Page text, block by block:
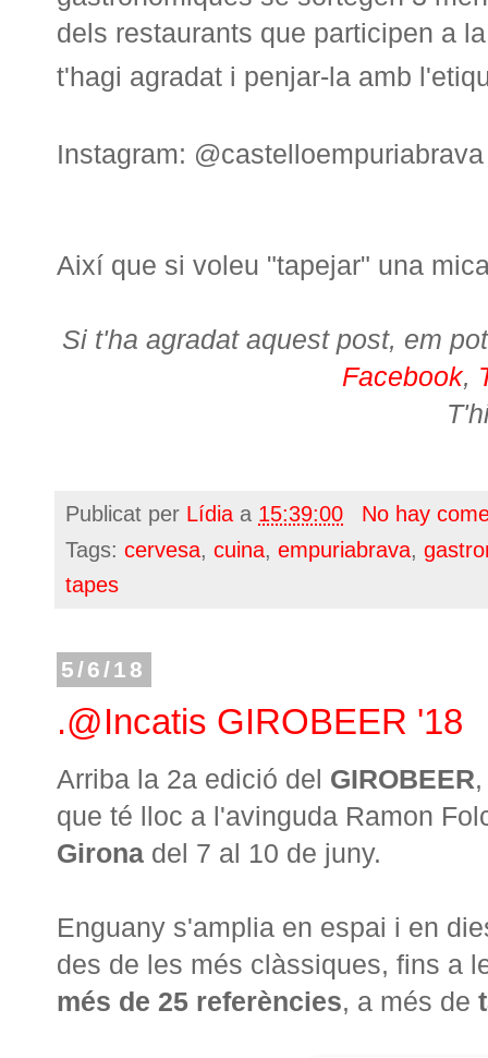
dels restaurants que participen a
t'hagi agradat i penjar-la amb
Instagram: @castelloempuriabrava
Així que si voleu "tapejar" una
Si t'ha agradat aquest post, em
Facebook,
Publicat per Lídia a 15:39:00
No hay
Tags: cervesa, cuina, empuriabrava,
tapes
5/6/18
.@Incatis GIROBEER '18
Arriba la 2a edició del GIROBEER
que té lloc a l'avinguda Ramon
Girona del 7 al 10 de juny.
Enguany s'amplia en espai i en
des de les més clàssiques, fins a
més de 25 referències, a més de